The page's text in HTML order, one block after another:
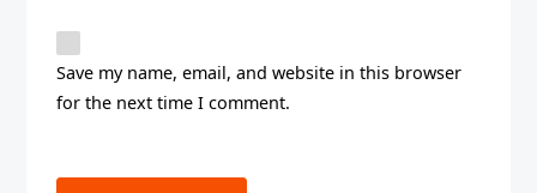
Save my name, email, and website in this browser
for the next time I comment.